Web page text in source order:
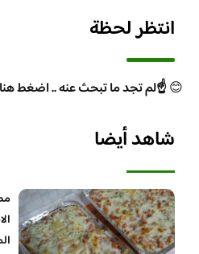
انتظر لحظة
😊☝️لم تجد ما تبحث عنه .. اضغط
شاهد أيضا